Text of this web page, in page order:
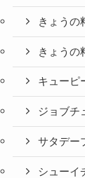
きょうの
きょうの
キューピ
ジョブチ
サタデー
シューイ